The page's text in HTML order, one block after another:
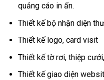
quảng cáo in ấn.
Thiết kế bộ nhận diện
Thiết kế logo, card visit
Thiết kế tờ rơi, thiệp
Thiết kế giao diện